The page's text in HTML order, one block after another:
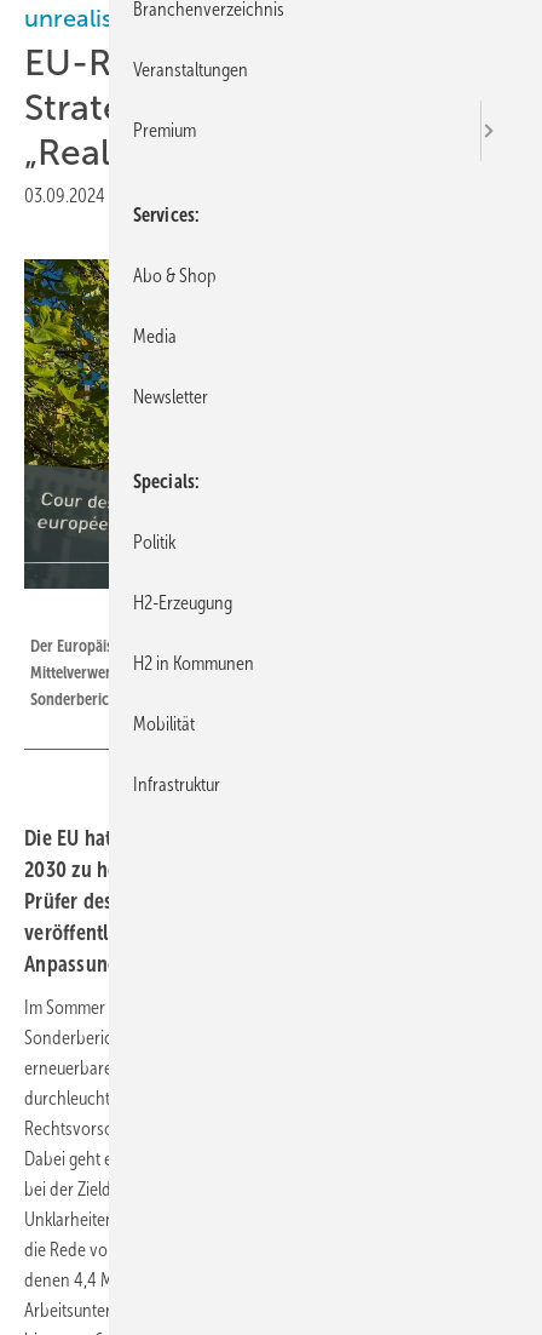
unrealistisch
EU-Rechnungshof: H2-
Strategie braucht
„Realitätscheck“
03.09.2024
Der Europäische Rechnungshof in Luxemburg wacht über die
Mittelverwendung der EU. Neben den jährlichen Berichten erstellt er auch
Sonderberichte.
Die EU hat sich in ihrer Wasserstoffstrategie für das Jahr
2030 zu hohe Ziele gesteckt. Zu diesem Fazit kommen die
Prüfer des EU-Rechnungshofes in einem im Juli 2024
veröffentlichten Sonderbericht. Sie fordern nun eine
Anpassung der Strategie und ein besseres Controlling.
Im Sommer legte der Europäische Rechnungshof einen
Sonderbericht mit dem Titel „Die Industriepolitik der EU im Bereich
erneuerbarer Wasserstoff“ vor. Auf 124 Seiten (inklusive Anhänge)
durchleuchten die Prüfer dabei die bisherigen Pläne,
Rechtsvorschriften und Maßnahmen der Europäischen Kommission.
Dabei geht es unter anderem um deren mangelnde Konsistenz. Schon
bei der Zieldefinition der EU-Pläne monieren die Prüfer viele
Unklarheiten und Widersprüche: So ist in der EU-Wasserstoffstrategie
die Rede von 40 GW bis 2030 installierter Elektrolyseleistung, mit
denen 4,4 Mt Wasserstoff erzeugt werden sollen. Laut einer
Arbeitsunterlage zum REPowerEU-Plan soll diese Elektrolyseleistung
Branchenverzeichnis
Veranstaltungen
Premium
Services
Abo & Shop
Media
Newsletter
Specials
Politik
H2-Erzeugung
H2 in Kommunen
Mobilität
Infrastruktur